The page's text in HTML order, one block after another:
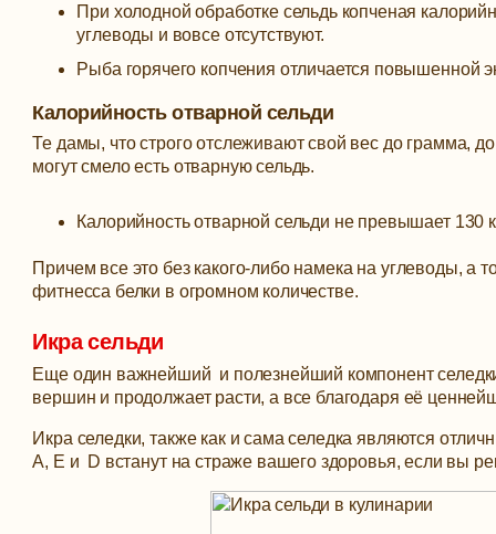
При холодной обработке сельдь копченая
углеводы и вовсе отсутствуют.
Рыба горячего копчения отличается повышенной
Калорийность отварной сельди
Те дамы, что строго отслеживают свой вес до грамма,
могут смело есть отварную сельдь.
Калорийность отварной сельди не превышает 130
Причем все это без какого-либо намека на углеводы,
фитнесса белки в огромном количестве.
Икра сельди
Еще один важнейший и полезнейший компонент
вершин и продолжает расти, а все благодаря её
Икра селедки, также как и сама селедка являются
A, E и D встанут на страже вашего здоровья, если вы